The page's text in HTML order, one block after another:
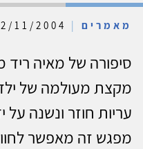
מאמרים |
סיפורה של מאיה
מקצת מעולמה של
עריות חוזר ונשנה על
מפגש זה מאפשר